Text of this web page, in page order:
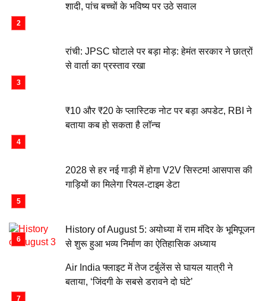
शादी, पांच बच्चों के भविष्य पर उठे सवाल
रांची: JPSC घोटाले पर बड़ा मोड़: हेमंत सरकार ने छात्रों
से वार्ता का प्रस्ताव रखा
₹10 और ₹20 के प्लास्टिक नोट पर बड़ा अपडेट, RBI ने
बताया कब हो सकता है लॉन्च
2028 से हर नई गाड़ी में होगा V2V सिस्टम! आसपास की
गाड़ियों का मिलेगा रियल-टाइम डेटा
History of August 5: अयोध्या में राम मंदिर के भूमिपूजन
से शुरू हुआ भव्य निर्माण का ऐतिहासिक अध्याय
Air India फ्लाइट में तेज टर्बुलेंस से घायल यात्री ने
बताया, ‘जिंदगी के सबसे डरावने दो घंटे’